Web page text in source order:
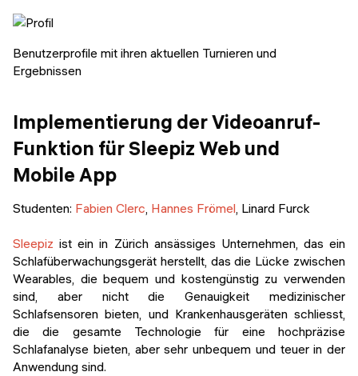
Benutzerprofile mit ihren aktuellen Turnieren und
Ergebnissen
Implementierung der Videoanruf-
Funktion für Sleepiz Web und
Mobile App
Studenten: Fabien Clerc, Hannes Frömel, Linard Furck
Sleepiz ist ein in Zürich ansässiges Unternehmen, das ein
Schlafüberwachungsgerät herstellt, das die Lücke zwischen
Wearables, die bequem und kostengünstig zu verwenden
sind, aber nicht die Genauigkeit medizinischer
Schlafsensoren bieten, und Krankenhausgeräten schliesst,
die die gesamte Technologie für eine hochpräzise
Schlafanalyse bieten, aber sehr unbequem und teuer in der
Anwendung sind.